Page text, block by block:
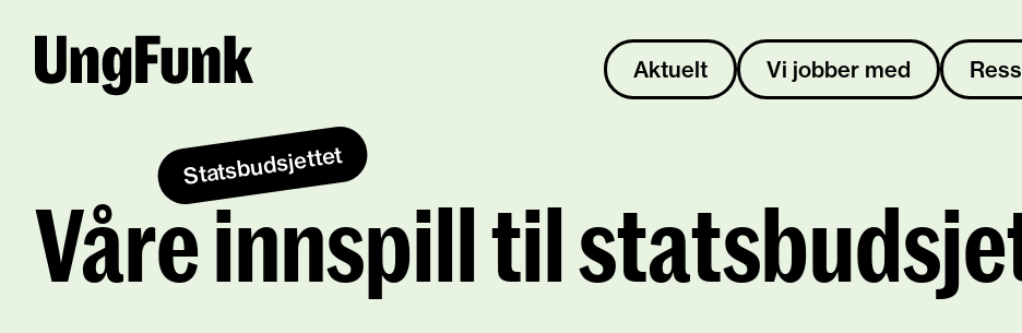
Aktuelt Vi jobber med
Statsbudsjettet
Våre innspill til